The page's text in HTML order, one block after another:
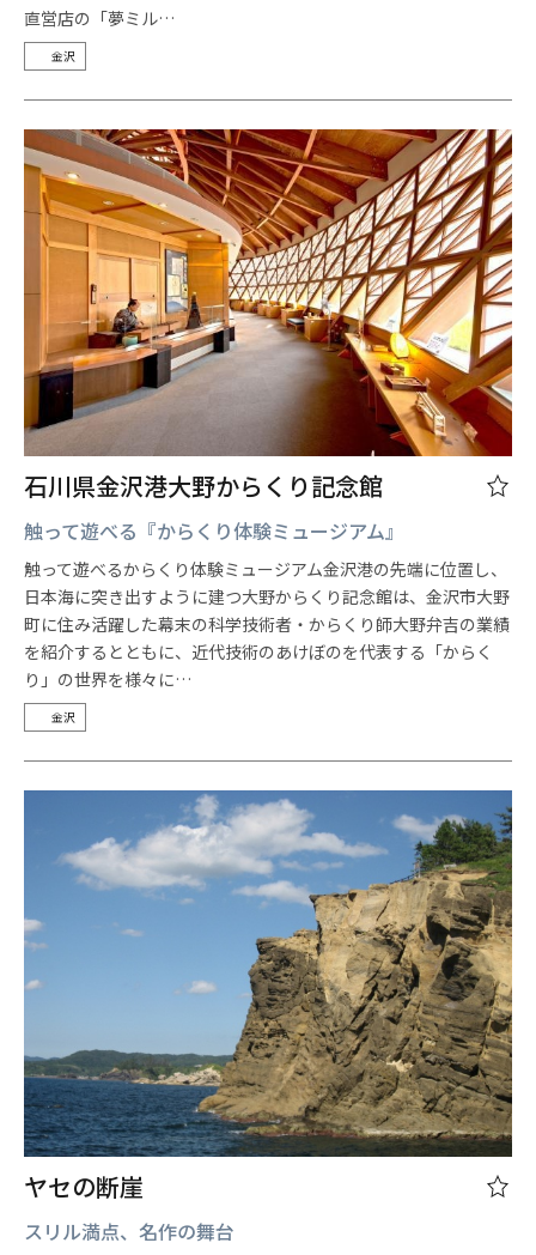
直営店の「夢ミル…
金沢
石川県金沢港大野からくり記念館
触って遊べる『からくり体験ミュージアム』
触って遊べるからくり体験ミュージアム金沢港の先端に位置し、
日本海に突き出すように建つ大野からくり記念館は、金沢市大野
町に住み活躍した幕末の科学技術者・からくり師大野弁吉の業績
を紹介するとともに、近代技術のあけぼのを代表する「からく
り」の世界を様々に…
金沢
ヤセの断崖
スリル満点、名作の舞台